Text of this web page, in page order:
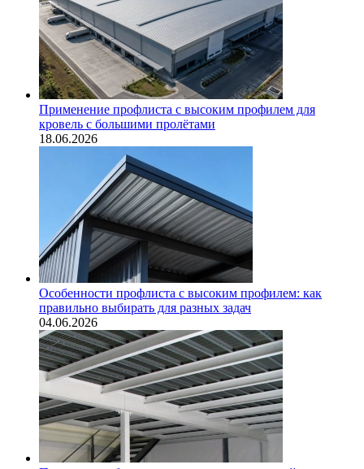
Применение профлиста с высоким профилем для
кровель с большими пролётами
18.06.2026
Особенности профлиста с высоким профилем: как
правильно выбирать для разных задач
04.06.2026